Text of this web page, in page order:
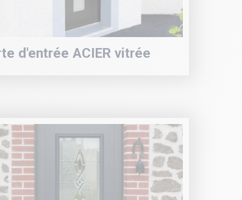
d'entrée ACIER vitrée